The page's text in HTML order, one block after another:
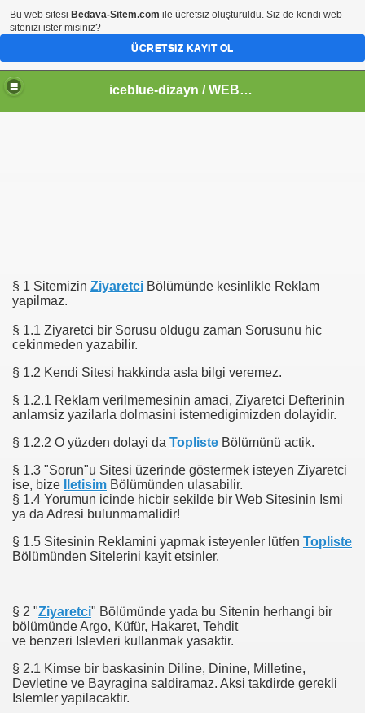
iceblue-dizayn / WEB TASARIM
§ 1 Sitemizin Ziyaretci Bölümünde kesinlikle Reklam
yapilmaz.
§ 1.1 Ziyaretci bir Sorusu oldugu zaman Sorusunu hic
cekinmeden yazabilir.
§ 1.2 Kendi Sitesi hakkinda asla bilgi veremez.
§ 1.2.1 Reklam verilmemesinin amaci, Ziyaretci Defterinin
anlamsiz yazilarla dolmasini istemedigimizden dolayidir.
§ 1.2.2 O yüzden dolayi da Topliste Bölümünü actik.
§ 1.3 "Sorun"u Sitesi üzerinde göstermek isteyen Ziyaretci
ise, bize
Iletisim Bölümünden ulasabilir.
§ 1.4 Yorumun icinde hicbir sekilde bir Web Sitesinin Ismi
ya da Adresi bulunmamalidir!
§ 1.5 Sitesinin Reklamini yapmak isteyenler lütfen Topliste
Bölümünden Sitelerini kayit etsinler.
§ 2 "Ziyaretci" Bölümünde yada bu Sitenin herhangi bir
bölümünde Argo, Küfür, Hakaret, Tehdit
ve benzeri Islevleri kullanmak yasaktir.
§ 2.1 Kimse bir baskasinin Diline, Dinine, Milletine,
Devletine ve Bayragina saldiramaz. Aksi takdirde gerekli
Islemler yapilacaktir.
Bu web sitesi Bedava-Sitem.com ile ücretsiz oluşturuldu. Siz de kendi web
sitenizi ister misiniz?
ÜCRETSIZ KAYIT OL